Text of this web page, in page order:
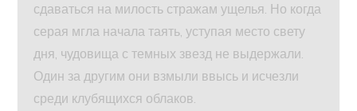
сдаваться на милость стражам ущелья. Но когда
серая мгла начала таять, уступая место свету
дня, чудовища с темных звезд не выдержали.
Один за другим они взмыли ввысь и исчезли
среди клубящихся облаков.